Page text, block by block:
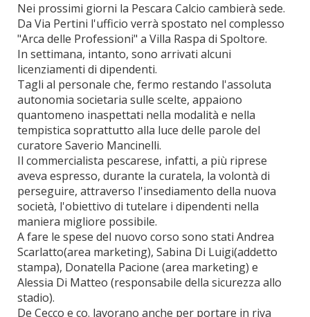
Nei prossimi giorni la Pescara Calcio cambierà sede.
Da Via Pertini l'ufficio verrà spostato nel complesso
"Arca delle Professioni" a Villa Raspa di Spoltore.
In settimana, intanto, sono arrivati alcuni
licenziamenti di dipendenti.
Tagli al personale che, fermo restando l'assoluta
autonomia societaria sulle scelte, appaiono
quantomeno inaspettati nella modalità e nella
tempistica soprattutto alla luce delle parole del
curatore Saverio Mancinelli.
Il commercialista pescarese, infatti, a più riprese
aveva espresso, durante la curatela, la volontà di
perseguire, attraverso l'insediamento della nuova
società, l'obiettivo di tutelare i dipendenti nella
maniera migliore possibile.
A fare le spese del nuovo corso sono stati Andrea
Scarlatto(area marketing), Sabina Di Luigi(addetto
stampa), Donatella Pacione (area marketing) e
Alessia Di Matteo (responsabile della sicurezza allo
stadio).
De Cecco e co. lavorano anche per portare in riva